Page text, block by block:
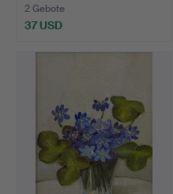
2 Gebote
37 USD